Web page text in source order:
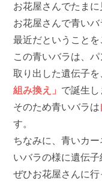
お花屋さんでたまに
お花屋さんで青いバ
最近だということを
この青いバラは、
取り出した遺伝子
組み換え」 で誕生し
そのため青いバラは
す。
ちなみに、青いカ
いバラの様に遺伝子
ぜひお花屋さんに